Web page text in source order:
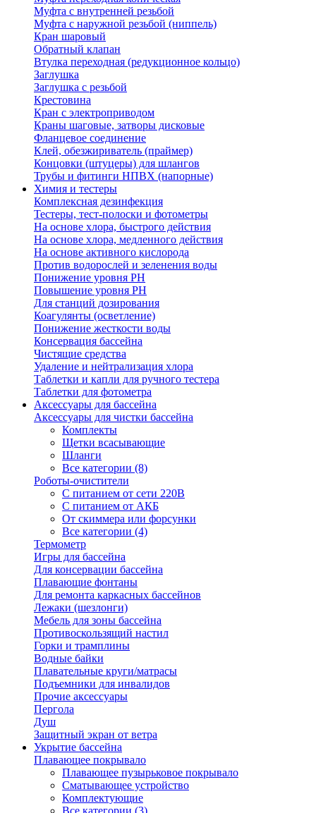
Муфта с внутренней резьбой
Муфта с наружной резьбой (ниппель)
Кран шаровый
Обратный клапан
Втулка переходная (редукционное кольцо)
Заглушка
Заглушка с резьбой
Крестовина
Кран с электроприводом
Краны шаговые, затворы дисковые
Фланцевое соединение
Клей, обезжириватель (праймер)
Концовки (штуцеры) для шлангов
Трубы и фитинги НПВХ (напорные)
Химия и тестеры
Комплексная дезинфекция
Тестеры, тест-полоски и фотометры
На основе хлора, быстрого действия
На основе хлора, медленного действия
На основе активного кислорода
Против водорослей и зеленения воды
Понижение уровня РН
Повышение уровня РН
Для станций дозирования
Коагулянты (осветление)
Понижение жесткости воды
Консервация бассейна
Чистящие средства
Удаление и нейтрализация хлора
Таблетки и капли для ручного тестера
Таблетки для фотометра
Аксессуары для бассейна
Аксессуары для чистки бассейна
Комплекты
Щетки всасывающие
Шланги
Все категории (8)
Роботы-очистители
С питанием от сети 220В
С питанием от АКБ
От скиммера или форсунки
Все категории (4)
Термометр
Игры для бассейна
Для консервации бассейна
Плавающие фонтаны
Для ремонта каркасных бассейнов
Лежаки (шезлонги)
Мебель для зоны бассейна
Противоскользящий настил
Горки и трамплины
Водные байки
Плавательные круги/матрасы
Подъемники для инвалидов
Прочие аксессуары
Пергола
Душ
Защитный экран от ветра
Укрытие бассейна
Плавающее покрывало
Плавающее пузырьковое покрывало
Сматывающее устройство
Комплектующие
Все категории (3)